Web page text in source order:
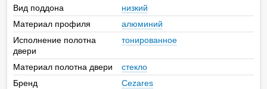
Вид поддона
низкий
Материал профиля
алюминий
Исполнение полотна
двери
тонированное
Материал полотна двери
стекло
Бренд
Cezares